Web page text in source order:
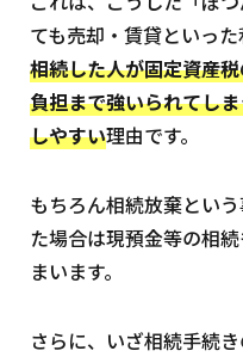
ても売却・賃貸といっ
相続した人が固定資産
負担まで強いられてし
しやすい理由です。
もちろん相続放棄とい
た場合は現預金等の相
まいます。
さらに、いざ相続手続